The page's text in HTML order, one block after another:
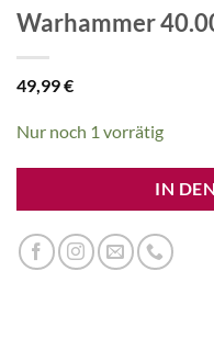
Warhammer
49,99€
Nur noch 1 vorrätig
IN